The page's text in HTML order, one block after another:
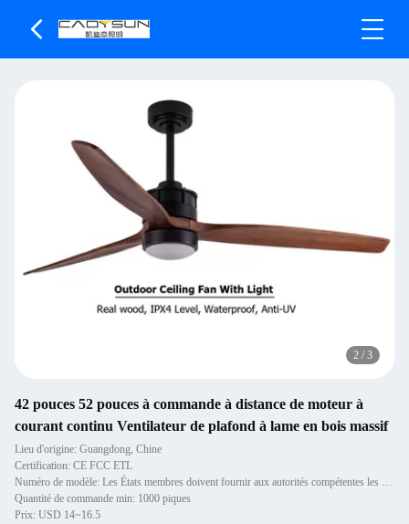
2 / 3
42 pouces 52 pouces à commande à distance de moteur à
courant continu Ventilateur de plafond à lame en bois massif
Lieu d'origine: Guangdong, Chine
Certification: CE FCC ETL
Numéro de modèle: Les États membres doivent fournir aux autorités compétentes les informations suivantes:
Quantité de commande min: 1000 piques
Prix: USD 14~16.5